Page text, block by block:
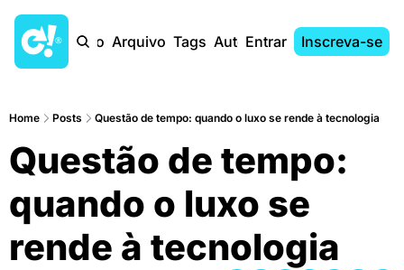
Início Arquivo Tags AutoresEntrar Inscreva-se
Home Posts Questão de tempo: quando o luxo se rende à tecnologia
Questão de tempo:
quando o luxo se
rende à tecnologia